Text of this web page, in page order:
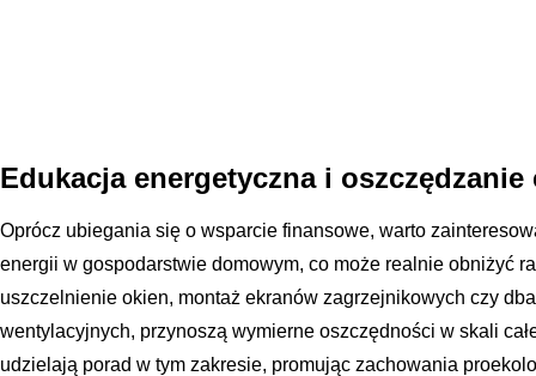
Edukacja energetyczna i oszczędzanie
Oprócz ubiegania się o wsparcie finansowe, warto
energii w gospodarstwie domowym, co może realnie obniżyć
uszczelnienie okien, montaż ekranów zagrzejnikowych czy
wentylacyjnych, przynoszą wymierne oszczędności w skali
udzielają porad w tym zakresie, promując zachowania